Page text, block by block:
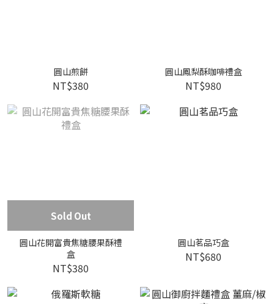
圓山煎餅
NT$380
圓山鳳梨酥咖啡禮盒
NT$980
Sold Out
圓山花開富貴焦糖腰果酥禮
盒
NT$380
圓山茗品巧盒
NT$680